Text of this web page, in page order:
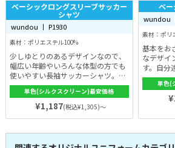
ベーシックロングスリーブサッカー
シャツ
wundou 丨 P1930
素材：ポリエステル100%
少しゆとりのあるデザインなので、
幅広い年齢やいろんな体型の方でも
使いやすい長袖サッカーシャツ。パ
イピングや二重襟などの基本をおさ
えた高機能且つサイドの切替えによ
りスッキリとしたボディラインに。
生地には特殊吸汗速乾素材を用いて
適に保ちます。その着やすさから、
サッカーに限らず野球などのスポー
単色(シルクスクリーン)最安価格
¥1,187(税込¥1,305)～
ベー
wundou
素材：ポリ
基本をお
なデザイ
す。自分
やすく、
基本を
デザイ
よりス
テムなの
着れるの
単色(